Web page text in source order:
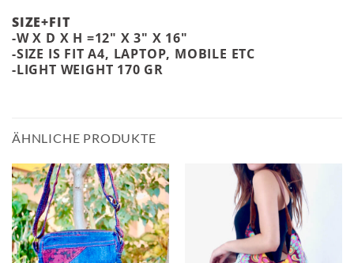
SIZE+FIT
-W X D X H =12″ X 3″ X 16″
-SIZE IS FIT A4, LAPTOP, MOBILE ETC
-LIGHT WEIGHT 170 GR
ÄHNLICHE PRODUKTE